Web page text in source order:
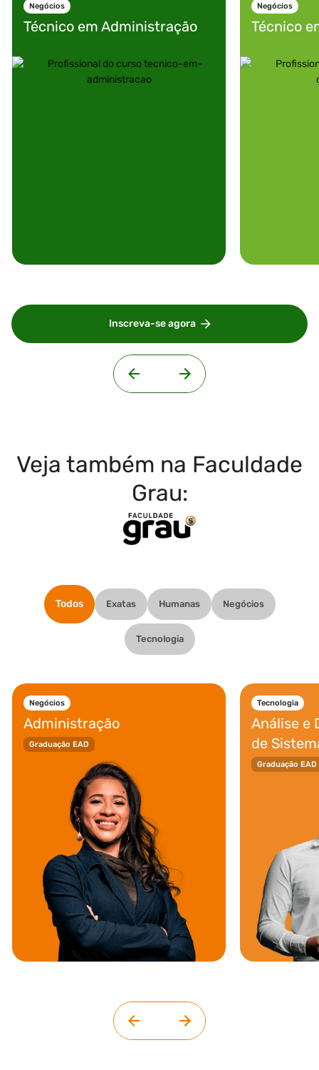
Negócios
Técnico em Administração
Negócios
Técnico
Inscreva-se agora
Veja também na Faculdade
Grau:
Todos Exatas Humanas Negócios
Tecnologia
Negócios
Administração
Graduação EAD
Tecnologia
Análise e
de
Graduação EAD